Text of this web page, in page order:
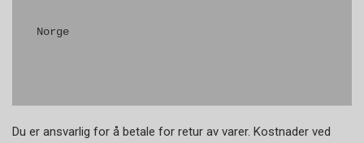
Norge
Du er ansvarlig for å betale for retur av varer. Kostnader ved